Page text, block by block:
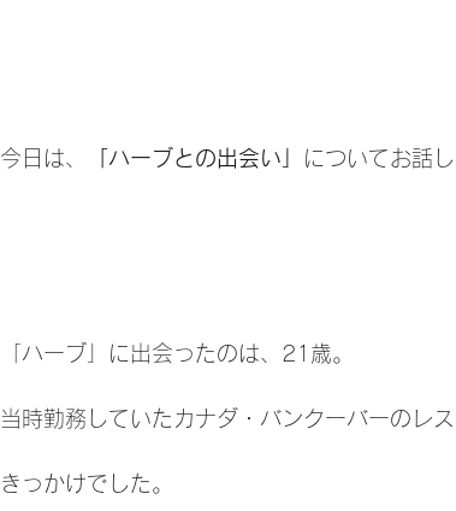
今日は、 「ハーブとの出会い」 についてお話
「ハーブ」に出会ったのは、21歳。
当時勤務していたカナダ・バンクーバーのレ
きっかけでした。